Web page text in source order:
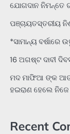
ଯୋଗଦାନ ନିମନ୍ତେ
ପଞ୍ଚାୟତସ୍ତରୀୟ
*ସାମାନ୍ୟ
16 ଅଗଷ୍ଟ ଦାବୀ
ମଦ ମାଫିଆ ଙ୍କ
ହଇରାଣ ହେଲେ
Recent